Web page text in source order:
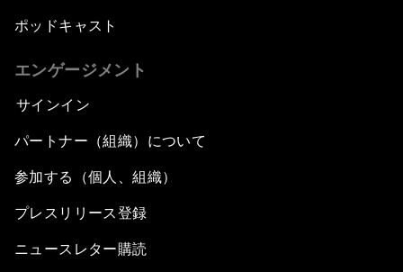
ポッドキャスト
エンゲージメント
サインイン
パートナー（組織）について
参加する（個人、組織）
プレスリリース登録
ニュースレター購読